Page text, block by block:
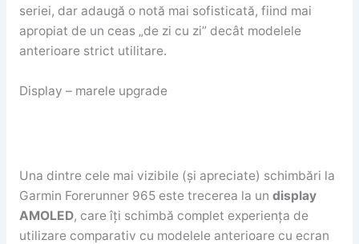
seriei, dar adaugă o notă mai sofisticată, fiind mai
apropiat de un ceas „de zi cu zi” decât modelele
anterioare strict utilitare.
Display – marele upgrade
Una dintre cele mai vizibile (și apreciate) schimbări la
Garmin Forerunner 965 este trecerea la un display
AMOLED, care îți schimbă complet experiența de
utilizare comparativ cu modelele anterioare cu ecran